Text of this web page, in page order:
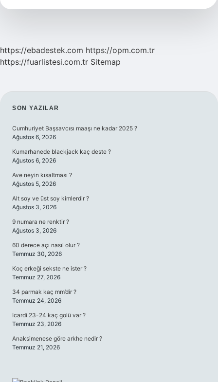
Kullanılır
https://ebadestek.com https://opm.com.tr
https://fuarlistesi.com.tr Sitemap
SIDEBAR
SON YAZILAR
Cumhuriyet Başsavcısı maaşı ne kadar 2025 ?
Ağustos 6, 2026
Kumarhanede blackjack kaç deste ?
Ağustos 6, 2026
Ave neyin kısaltması ?
Ağustos 5, 2026
Alt soy ve üst soy kimlerdir ?
Ağustos 3, 2026
9 numara ne renktir ?
Ağustos 3, 2026
60 derece açı nasıl olur ?
Temmuz 30, 2026
Koç erkeği sekste ne ister ?
Temmuz 27, 2026
34 parmak kaç mm’dir ?
Temmuz 24, 2026
Icardi 23-24 kaç golü var ?
Temmuz 23, 2026
Anaksimenese göre arkhe nedir ?
Temmuz 21, 2026